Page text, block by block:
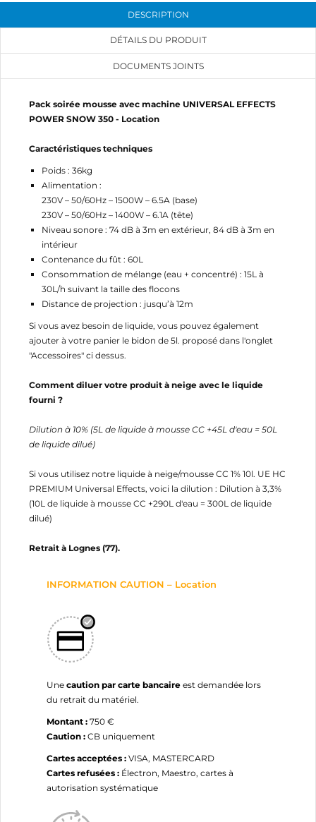
DESCRIPTION
DÉTAILS DU PRODUIT
DOCUMENTS JOINTS
Pack soirée mousse avec machine UNIVERSAL EFFECTS
POWER SNOW 350 - Location
Caractéristiques techniques
Poids : 36kg
Alimentation :
230V – 50/60Hz – 1500W – 6.5A (base)
230V – 50/60Hz – 1400W – 6.1A (tête)
Niveau sonore : 74 dB à 3m en extérieur, 84 dB à 3m en
intérieur
Contenance du fût : 60L
Consommation de mélange (eau + concentré) : 15L à
30L/h suivant la taille des flocons
Distance de projection : jusqu’à 12m
Si vous avez besoin de liquide, vous pouvez également
ajouter à votre panier le bidon de 5l. proposé dans l'onglet
"Accessoires" ci dessus.
Comment diluer votre produit à neige avec le liquide
fourni ?
Dilution à 10% (5L de liquide à mousse CC +45L d'eau = 50L
de liquide dilué)
Si vous utilisez notre liquide à neige/mousse CC 1% 10l. UE HC
PREMIUM Universal Effects, voici la dilution : Dilution à 3,3%
(10L de liquide à mousse CC +290L d'eau = 300L de liquide
dilué)
Retrait à Lognes (77).
INFORMATION CAUTION – Location
Une caution par carte bancaire est demandée lors
du retrait du matériel.
Montant : 750 €
Caution : CB uniquement
Cartes acceptées : VISA, MASTERCARD
Cartes refusées : Électron, Maestro, cartes à
autorisation systématique
MES LISTES
add_circle_outline
CRÉER UNE LISTE D'ENVIES
NOM DE LA LISTE D'ENVIES
Annuler Créer une liste d'envies
Vous devez être connecté pour ajouter des produits